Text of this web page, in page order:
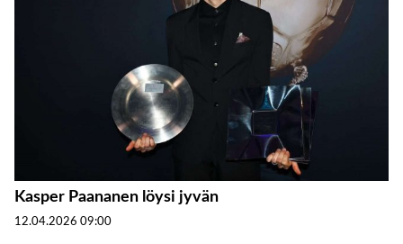
Kasper Paananen löysi jyvän
12.04.2026 09:00